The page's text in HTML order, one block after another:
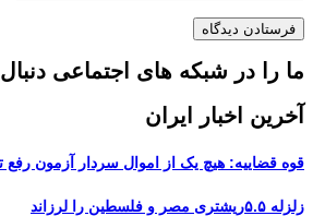
ما را در شبکه های اجتماعی دنبال
آخرین اخبار ایران
قوه قضاییه: هیچ یک از اموال سردار آزمون
زلزله ۵.۵ریشتری مصر و فلسطین را لرزاند